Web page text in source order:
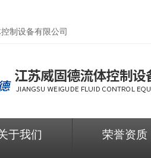
制设备有限公司
于我们 荣誉资质